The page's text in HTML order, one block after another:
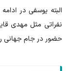
البته یوسفی در
نفراتی مثل مهدی
حضور در جام جهانی